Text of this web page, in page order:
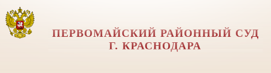
ПЕРВОМАЙСКИЙ РАЙОННЫЙ СУД
Г. КРАСНОДАРА